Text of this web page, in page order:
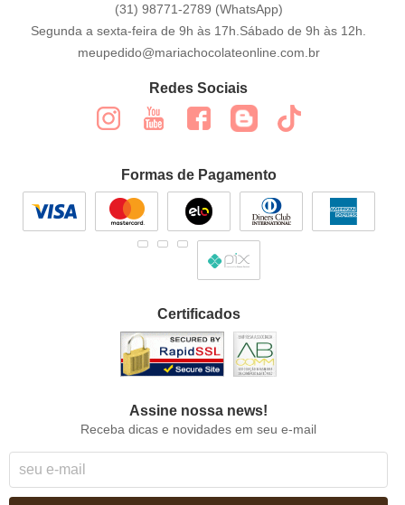
(31) 98771-2789 (WhatsApp)
Segunda a sexta-feira de 9h às 17h.Sábado de 9h às 12h.
meupedido@mariachocolateonline.com.br
Redes Sociais
Formas de Pagamento
Certificados
Assine nossa news!
Receba dicas e novidades em seu e-mail